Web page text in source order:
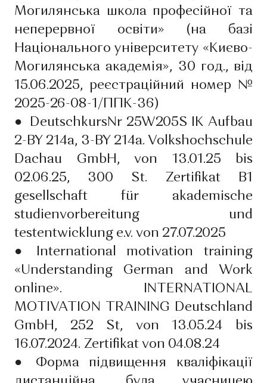
Могилянська школа професійної та
неперервної освіти» (на базі
Національного університету «Києво-
Могилянська академія», 30 год., від
15.06.2025, реєстраційний номер №
2025-26-08-1/ППК-36)
●
DeutschkursNr 25W205S IK Aufbau
2-BY 214a, 3-BY 214a. Volkshochschule
Dachau GmbH, von 13.01.25 bis
02.06.25, 300 St. Zertifikat B1
gesellschaft für akademische
studienvorbereitung und
testentwicklung e.v. von 27.07.2025
●
International motivation training
«Understanding German and Work
online». INTERNATIONAL
MOTIVATION TRAINING Deutschland
GmbH, 252 St, von 13.05.24 bis
16.07.2024. Zertifikat von 04.08.24
● Форма підвищення кваліфікації